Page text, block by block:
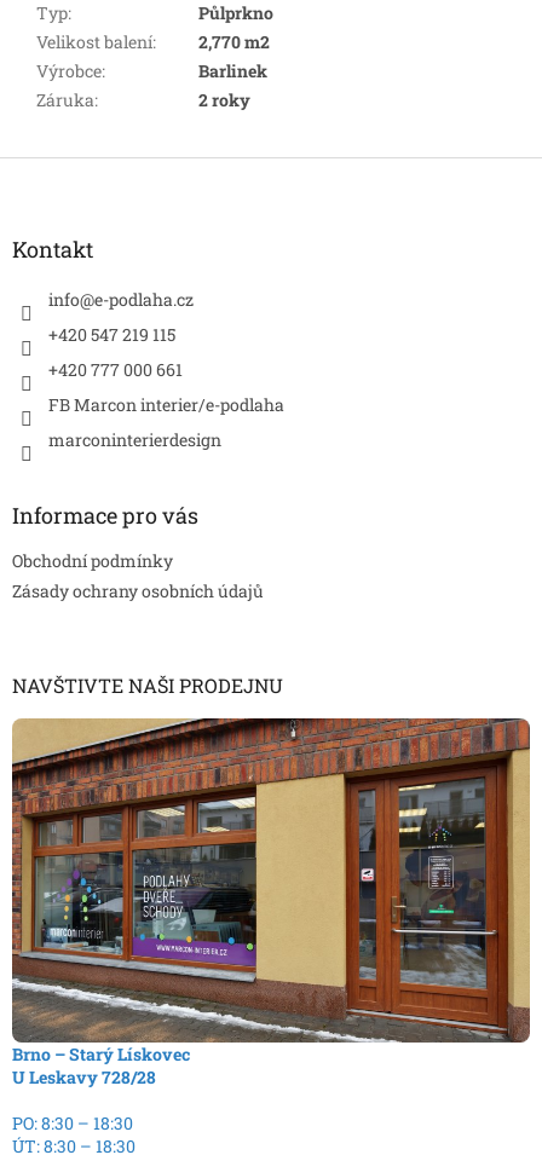
Typ:
Půlprkno
Velikost balení:
2,770 m2
Výrobce:
Barlinek
Záruka: 2 roky
Kontakt
info@e-podlaha.cz
+420 547 219 115
+420 777 000 661
FB Marcon interier/e-podlaha
marconinterierdesign
Informace pro vás
Obchodní podmínky
Zásady ochrany osobních údajů
NAVŠTIVTE NAŠI PRODEJNU
Brno – Starý Lískovec
U Leskavy 728/28
PO: 8:30 – 18:30
ÚT: 8:30 – 18:30